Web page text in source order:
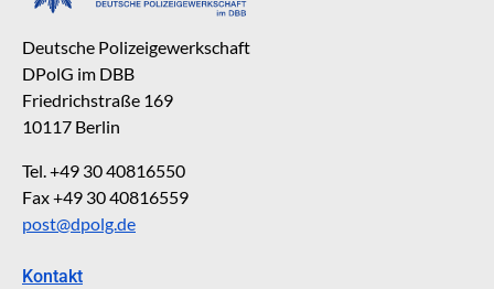
Deutsche Polizeigewerkschaft
DPolG im DBB
Friedrichstraße 169
10117 Berlin
Tel. +49 30 40816550
Fax +49 30 40816559
post@dpolg.de
Kontakt